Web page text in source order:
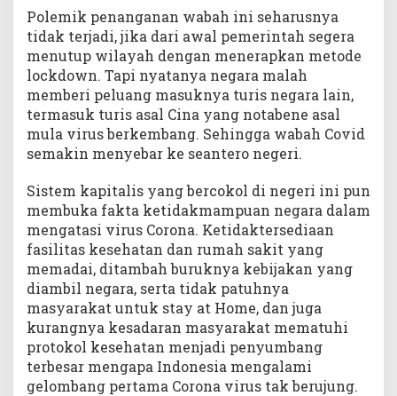
Polemik penanganan wabah ini seharusnya
tidak terjadi, jika dari awal pemerintah segera
menutup wilayah dengan menerapkan metode
lockdown. Tapi nyatanya negara malah
memberi peluang masuknya turis negara lain,
termasuk turis asal Cina yang notabene asal
mula virus berkembang. Sehingga wabah Covid
semakin menyebar ke seantero negeri.
Sistem kapitalis yang bercokol di negeri ini pun
membuka fakta ketidakmampuan negara dalam
mengatasi virus Corona. Ketidaktersediaan
fasilitas kesehatan dan rumah sakit yang
memadai, ditambah buruknya kebijakan yang
diambil negara, serta tidak patuhnya
masyarakat untuk stay at Home, dan juga
kurangnya kesadaran masyarakat mematuhi
protokol kesehatan menjadi penyumbang
terbesar mengapa Indonesia mengalami
gelombang pertama Corona virus tak berujung.